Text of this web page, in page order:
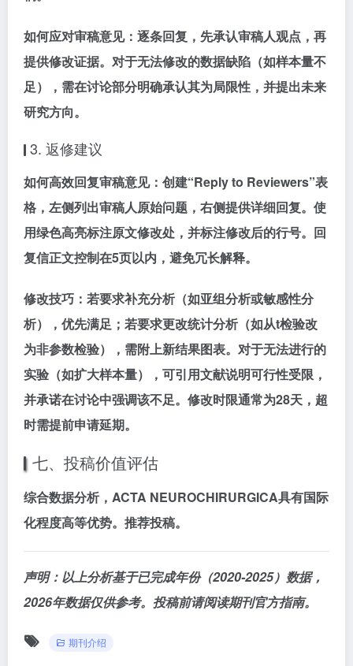
如何应对审稿意见： 逐条回复，先承认审稿人观点，再
提供修改证据。对于无法修改的数据缺陷（如样本量不
足），需在讨论部分明确承认其为局限性，并提出未来
研究方向。
3. 返修建议
如何高效回复审稿意见： 创建“Reply to Reviewers”表
格，左侧列出审稿人原始问题，右侧提供详细回复。使
用绿色高亮标注原文修改处，并标注修改后的行号。回
复信正文控制在5页以内，避免冗长解释。
修改技巧： 若要求补充分析（如亚组分析或敏感性分
析），优先满足；若要求更改统计分析（如从t检验改
为非参数检验），需附上新结果图表。对于无法进行的
实验（如扩大样本量），可引用文献说明可行性受限，
并承诺在讨论中强调该不足。修改时限通常为28天，超
时需提前申请延期。
七、投稿价值评估
综合数据分析， ACTA NEUROCHIRURGICA具有国际
化程度高等优势。推荐投稿。
声明：以上分析基于已完成年份（2020-2025）数据，
2026年数据仅供参考。投稿前请阅读期刊官方指南。
期刊介绍